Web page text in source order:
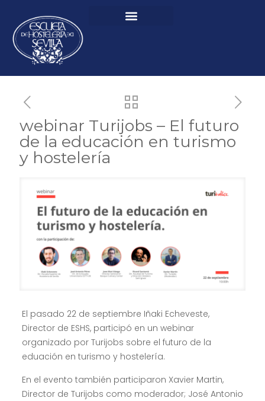
webinar Turijobs – El futuro
de la educación en turismo
y hostelería
El pasado 22 de septiembre Iñaki Echeveste,
Director de ESHS, participó en un webinar
organizado por Turijobs sobre el futuro de la
eduación en turismo y hostelería.
En el evento también participaron Xavier Martin,
Director de Turijobs como moderador; José Antonio